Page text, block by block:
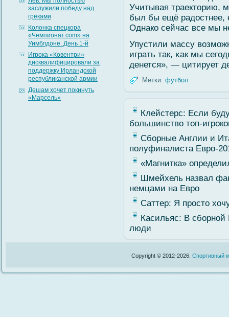
заслужили победу над
греками
Колонка спецкора
«Чемпионат.com» на
Уимблдоне. День 1-й
Игрока «Ковентри»
дисквалифицировали за
поддержку Ирландской
республиканской армии
Дешам хочет покинуть
«Марсель»
Учитывая траекторию,
был бы ещё радостнее,
Однако сейчас все мы
Упустили массу
играть так, κак мы
денется», — цитирует
Метки: футбол
Клейстерс: Если
большинство топ-
Сборные Англии и
полуфиналиста Евро-
«Магнитка»
Шмейхель назвал
немцами на Евро
Саттер: Я просто
Касильяс: В сборной
люди
Copyright © 2012-2026. Спортивный